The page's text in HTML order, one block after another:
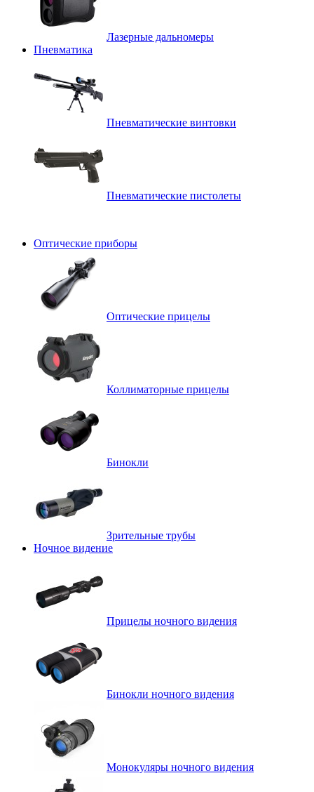
Лазерные дальномеры
Пневматика
Пневматические винтовки
Пневматические пистолеты
Оптические приборы
Оптические прицелы
Коллиматорные прицелы
Бинокли
Зрительные трубы
Ночное видение
Прицелы ночного видения
Бинокли ночного видения
Монокуляры ночного видения